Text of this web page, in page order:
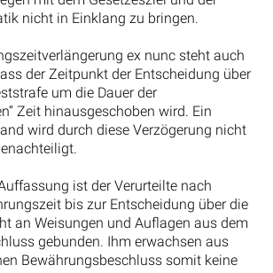
nicht in Einklang zu bringen.
ex nunc steht auch
der Zeitpunkt der Entscheidung über
um die Dauer der
Zeit hinausgeschoben wird. Ein
wird durch diese Verzögerung nicht
ist der Verurteilte nach
bis zur Entscheidung über die
an Weisungen und Auflagen aus dem
gebunden. Ihm erwachsen aus
Bewährungsbeschluss somit keine